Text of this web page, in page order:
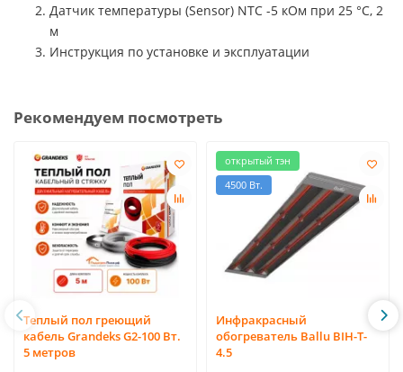
Датчик температуры (Sensor) NTC -5 кОм при 25 °С, 2
м
Инструкция по установке и эксплуатации
Рекомендуем посмотреть
Теплый пол греющий
кабель Grandeks G2-100 Вт.
5 метров
открытый тэн
4500 Вт.
Инфракрасный
обогреватель Ballu BIH-T-
4.5